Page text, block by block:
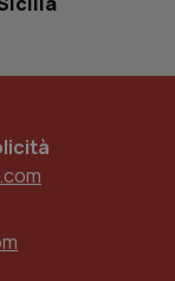
per mantenere
incorporati
di